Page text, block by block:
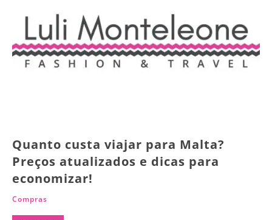
Quanto custa viajar para Malta?
Preços atualizados e dicas para
economizar!
Compras